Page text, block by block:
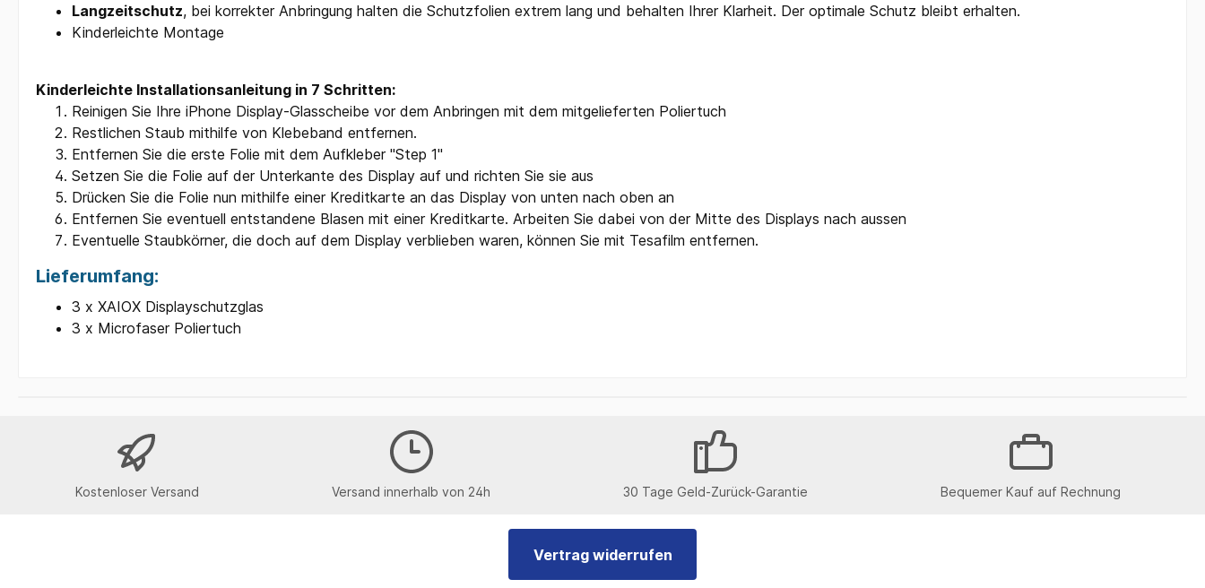
Langzeitschutz, bei korrekter Anbringung halten die Schutzfolien extrem lang und behalten Ihrer Klarheit. Der optimale Schutz bleibt erhalten.
Kinderleichte Montage
Kinderleichte Installationsanleitung in 7 Schritten:
Reinigen Sie Ihre iPhone Display-Glasscheibe vor dem Anbringen mit dem mitgelieferten Poliertuch
Restlichen Staub mithilfe von Klebeband entfernen.
Entfernen Sie die erste Folie mit dem Aufkleber "Step 1"
Setzen Sie die Folie auf der Unterkante des Display auf und richten Sie sie aus
Drücken Sie die Folie nun mithilfe einer Kreditkarte an das Display von unten nach oben an
Entfernen Sie eventuell entstandene Blasen mit einer Kreditkarte. Arbeiten Sie dabei von der Mitte des Displays nach aussen
Eventuelle Staubkörner, die doch auf dem Display verblieben waren, können Sie mit Tesafilm entfernen.
Lieferumfang:
3 x XAIOX Displayschutzglas
3 x Microfaser Poliertuch
Kostenloser Versand Versand innerhalb von 24h 30 Tage Geld-Zurück-Garantie Bequemer Kauf auf Rechnung
Vertrag widerrufen